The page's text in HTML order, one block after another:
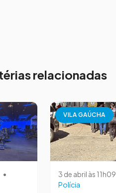
relacionadas
•
VILA GAÚCHA
3 de abril às 11h09
Polícia